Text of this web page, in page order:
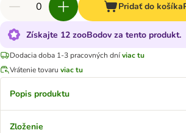
Pridať do košíka
Získajte 12 zooBodov za tento produkt.
Dodacia doba 1-3 pracovných dníviac tu
Vrátenie tovaru viac tu
Popis produktu
Zloženie